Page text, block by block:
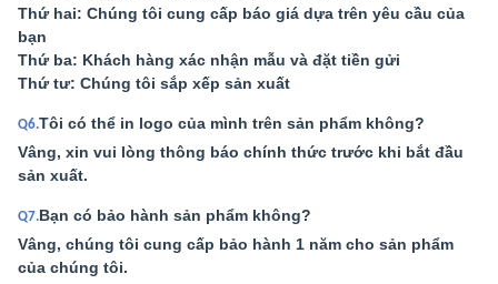
Thứ hai: Chúng tôi cung cấp báo giá dựa trên yêu cầu của
bạn
Thứ ba: Khách hàng xác nhận mẫu và đặt tiền gửi
Thứ tư: Chúng tôi sắp xếp sản xuất
Q6.Tôi có thể in logo của mình trên sản phẩm không?
Vâng, xin vui lòng thông báo chính thức trước khi bắt đầu
sản xuất.
Q7.Bạn có bảo hành sản phẩm không?
Vâng, chúng tôi cung cấp bảo hành 1 năm cho sản phẩm
của chúng tôi.